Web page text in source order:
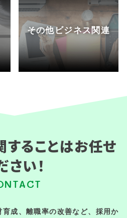
その他ビジネス関連
することはお任せ
さい！
成、離職率の改善など、採用か